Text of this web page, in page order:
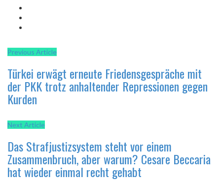
Previous Article
Türkei erwägt erneute Friedensgespräche mit
der PKK trotz anhaltender Repressionen gegen
Kurden
Next Article
Das Strafjustizsystem steht vor einem
Zusammenbruch, aber warum? Cesare Beccaria
hat wieder einmal recht gehabt